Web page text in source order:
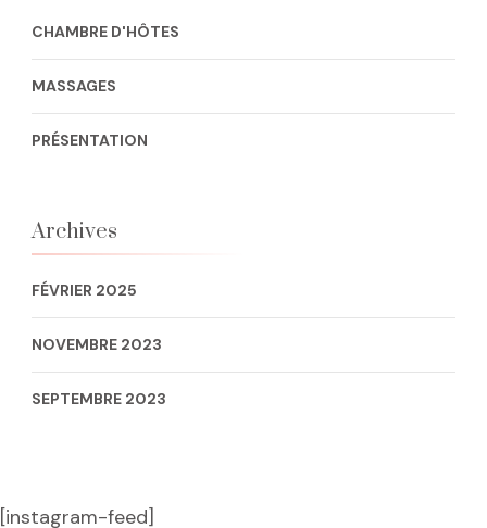
CHAMBRE D'HÔTES
MASSAGES
PRÉSENTATION
Archives
FÉVRIER 2025
NOVEMBRE 2023
SEPTEMBRE 2023
[instagram-feed]